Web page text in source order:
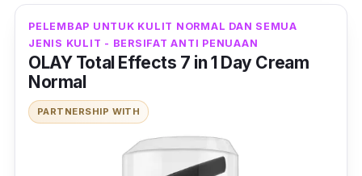
membuatkan kulit anda terasa lebih lembut,
gebu dan licin selepas hanya 4 minggu
menggunakannya.
PELEMBAP UNTUK KULIT NORMAL DAN SEMUA
JENIS KULIT - BERSIFAT ANTI PENUAAN
OLAY Total Effects 7 in 1 Day Cream
Normal
PARTNERSHIP WITH